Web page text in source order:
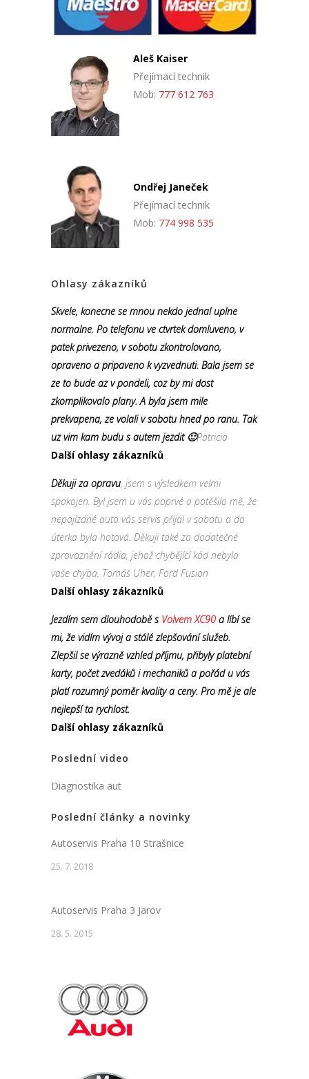
Aleš Kaiser
Přejímací technik
Mob: 777 612 763
Ondřej Janeček
Přejímací technik
Mob: 774 998 535
Ohlasy zákazníků
Skvele, konecne se mnou nekdo jednal uplne
normalne. Po telefonu ve ctvrtek domluveno, v
patek privezeno, v sobotu zkontrolovano,
opraveno a pripaveno k vyzvednuti. Bala jsem se
ze to bude az v pondeli, coz by mi dost
zkomplikovalo plany. A byla jsem mile
prekvapena, ze volali v sobotu hned po ranu. Tak
uz vim kam budu s autem jezdit 🙂Patricia
Další ohlasy zákazníků
Děkuji za opravu, jsem s výsledkem velmi
spokojen. Byl jsem u vás poprvé a potěšilo mě, že
nepojízdné auto vás servis přijal v sobotu a do
úterka byla hotová. Děkuji také za dodatečné
zprovoznění rádia, jehož chybějící kód nebyla
vaše chyba. Tomáš Uher, Ford Fusion
Další ohlasy zákazníků
Jezdím sem dlouhodobě s Volvem XC90 a líbí se
mi, že vidím vývoj a stálé zlepšování služeb.
Zlepšil se výrazně vzhled příjmu, přibyly platební
karty, počet zvedáků i mechaniků a pořád u vás
platí rozumný poměr kvality a ceny. Pro mě je ale
nejlepší ta rychlost.
Další ohlasy zákazníků
Poslední video
Diagnostika aut
Poslední články a novinky
Autoservis Praha 10 Strašnice
25. 7. 2018
Autoservis Praha 3 Jarov
28. 5. 2015